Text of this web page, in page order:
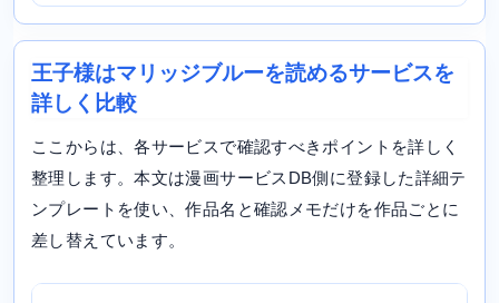
王子様はマリッジブルーを読めるサービスを
詳しく比較
ここからは、各サービスで確認すべきポイントを詳しく
整理します。本文は漫画サービスDB側に登録した詳細テ
ンプレートを使い、作品名と確認メモだけを作品ごとに
差し替えています。